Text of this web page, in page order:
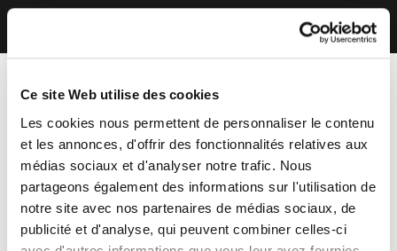
Ce site Web utilise des cookies
Les cookies nous permettent de personnaliser le contenu
et les annonces, d'offrir des fonctionnalités relatives aux
médias sociaux et d'analyser notre trafic. Nous
partageons également des informations sur l'utilisation de
notre site avec nos partenaires de médias sociaux, de
publicité et d'analyse, qui peuvent combiner celles-ci